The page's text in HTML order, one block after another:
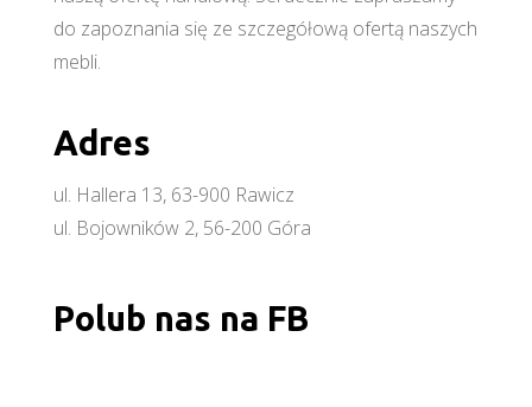
do zapoznania się ze szczegółową ofertą naszych
mebli.
Adres
ul. Hallera 13, 63-900 Rawicz
ul. Bojowników 2, 56-200 Góra
Polub nas na FB